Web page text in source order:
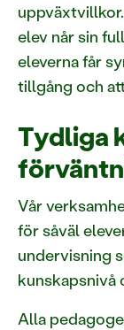
elev når sin
eleverna får
tillgång och
Tydliga
Vår
för såväl
undervisning
kunskapsnivå
Alla